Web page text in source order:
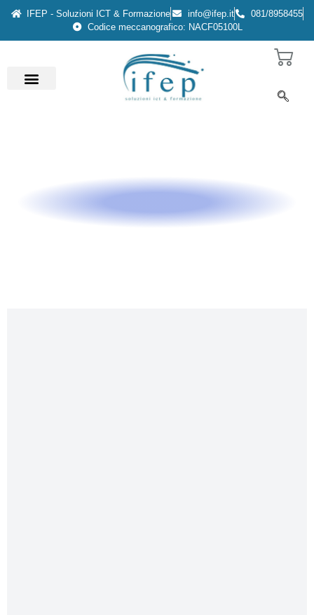
IFEP - Soluzioni ICT & Formazione info@ifep.it
081/8958455
Codice meccanografico: NACF05100L